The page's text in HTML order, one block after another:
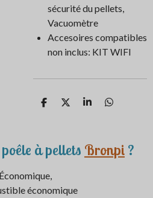
sécurité du pellets,
Vacuomètre
Accesoires compatibles
non inclus: KIT WIFI
P
g
r
P
g
P
a
g
P
g
à pellets Bronpi ?
Économique,
économique